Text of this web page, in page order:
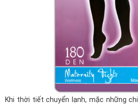
Khi thời tiết chuyển lạnh, mặc những